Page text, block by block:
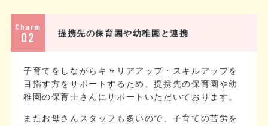
Charm
02 提携先の保育園や幼稚園と連携
子育てをしながらキャリアアップ・スキルアップを
目指す方をサポートするため、提携先の保育園や幼
稚園の保育士さんにサポートいただいております。
またお母さんスタッフも多いので、子育ての苦労を